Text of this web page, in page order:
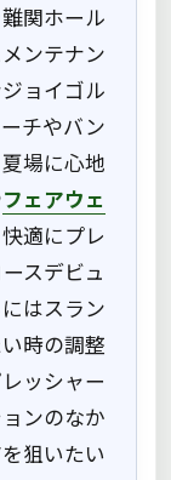
関ホール
ンテナン
ョイゴル
チやバン
場に心地
フェアウェ
適にプレ
スデビュ
はスラン
時の調整
ッシャー
ンのなか
狙いたい